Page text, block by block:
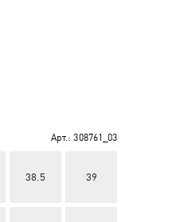
Арт.: 308761_03
38.5 39